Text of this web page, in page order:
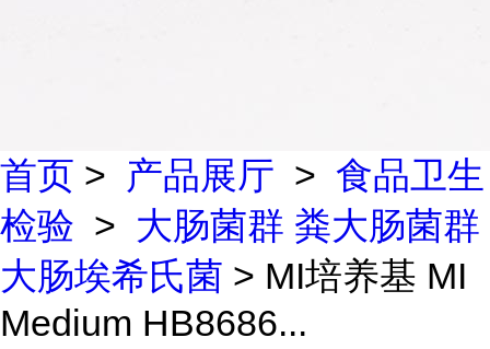
首页 > 产品展厅 > 食品卫生
检验 > 大肠菌群 粪大肠菌群
大肠埃希氏菌 > MI培养基 MI
Medium HB8686...